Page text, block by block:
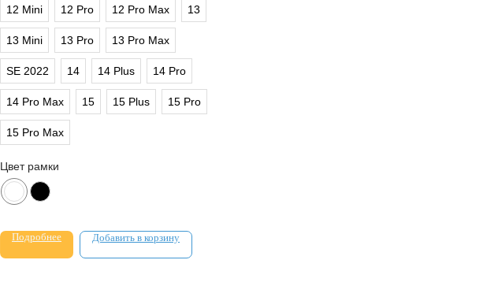
12 Mini 12 Pro 12 Pro Max 13
13 Mini 13 Pro 13 Pro Max
SE 2022 14 14 Plus 14 Pro
14 Pro Max 15 15 Plus 15 Pro
15 Pro Max
Цвет рамки
Подробнее Добавить в корзину